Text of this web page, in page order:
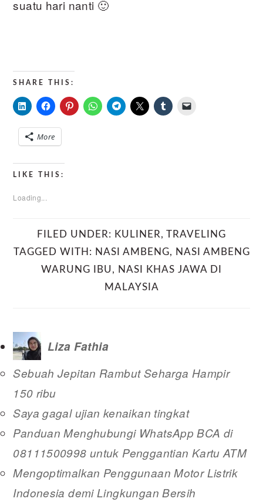
suatu hari nanti 🙂
SHARE THIS:
More
LIKE THIS:
Loading...
FILED UNDER: KULINER, TRAVELING
TAGGED WITH: NASI AMBENG, NASI AMBENG
WARUNG IBU, NASI KHAS JAWA DI
MALAYSIA
Liza Fathia
Sebuah Jepitan Rambut Seharga Hampir
150 ribu
Saya gagal ujian kenaikan tingkat
Panduan Menghubungi WhatsApp BCA di
08111500998 untuk Penggantian Kartu ATM
Mengoptimalkan Penggunaan Motor Listrik
Indonesia demi Lingkungan Bersih